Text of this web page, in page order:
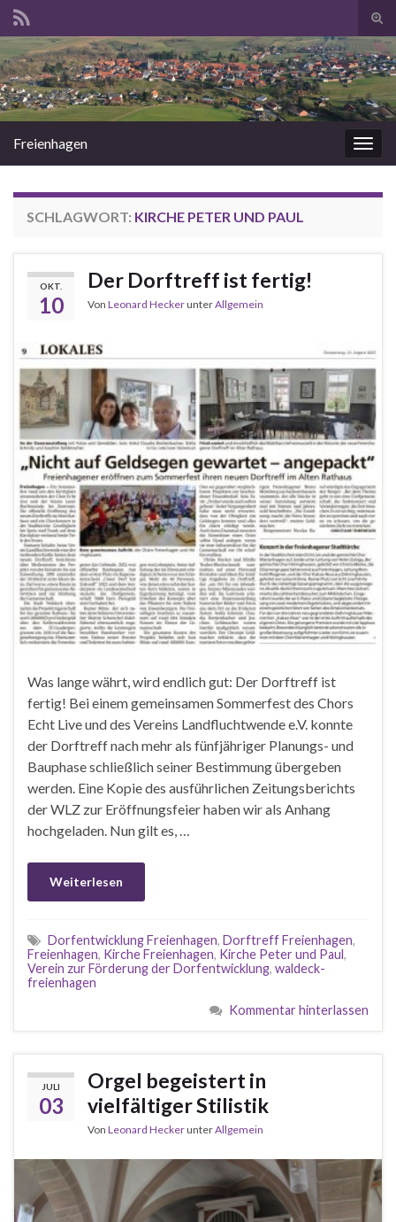
Search for:
Freienhagen
SCHLAGWORT: KIRCHE PETER UND PAUL
OKT.
10
Der Dorftreff ist fertig!
Von Leonard HeckerunterAllgemein
Was lange währt, wird endlich gut: Der Dorftreff ist
fertig! Bei einem gemeinsamen Sommerfest des Chors
Echt Live und des Vereins Landfluchtwende e.V. konnte
der Dorftreff nach mehr als fünfjähriger Planungs- und
Bauphase schließlich seiner Bestimmung übergeben
werden. Eine Kopie des ausführlichen Zeitungsberichts
der WLZ zur Eröffnungsfeier haben wir als Anhang
hochgeladen. Nun gilt es, …
Weiterlesen
Dorfentwicklung Freienhagen, Dorftreff Freienhagen,
Freienhagen, Kirche Freienhagen, Kirche Peter und Paul,
Verein zur Förderung der Dorfentwicklung, waldeck-
freienhagen
Kommentar hinterlassen
JULI
03
Orgel begeistert in
vielfältiger Stilistik
Von Leonard HeckerunterAllgemein